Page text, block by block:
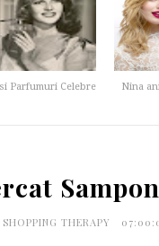
Parfumuri Celebre Nina
THERAPY